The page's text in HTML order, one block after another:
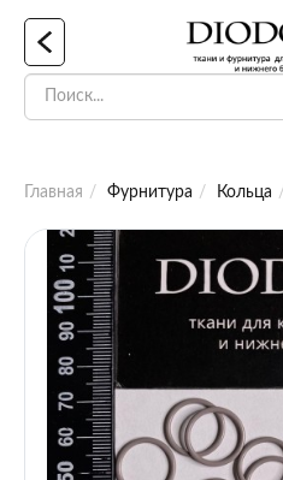
Главная Фурнитура Кольца